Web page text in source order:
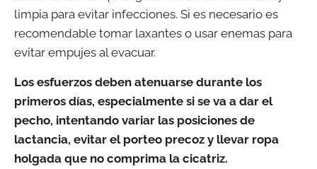
limpia para evitar infecciones. Si es necesario es
recomendable tomar laxantes o usar enemas para
evitar empujes al evacuar.
Los esfuerzos deben atenuarse durante los
primeros días, especialmente si se va a dar el
pecho, intentando variar las posiciones de
lactancia, evitar el porteo precoz y llevar ropa
holgada que no comprima la cicatriz.